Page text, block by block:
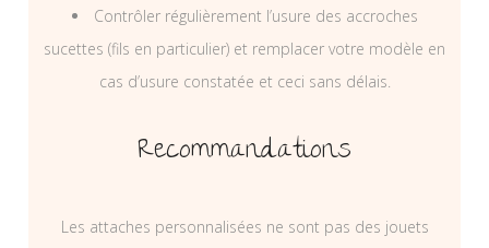
Contrôler régulièrement l’usure des accroches
sucettes (fils en particulier) et remplacer votre modèle en
cas d’usure constatée et ceci sans délais.
Recommandations
Les attaches personnalisées ne sont pas des jouets